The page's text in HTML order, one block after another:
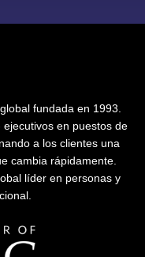
fundada en 1993.
en puestos de
a los clientes una
cambia rápidamente.
líder en personas y